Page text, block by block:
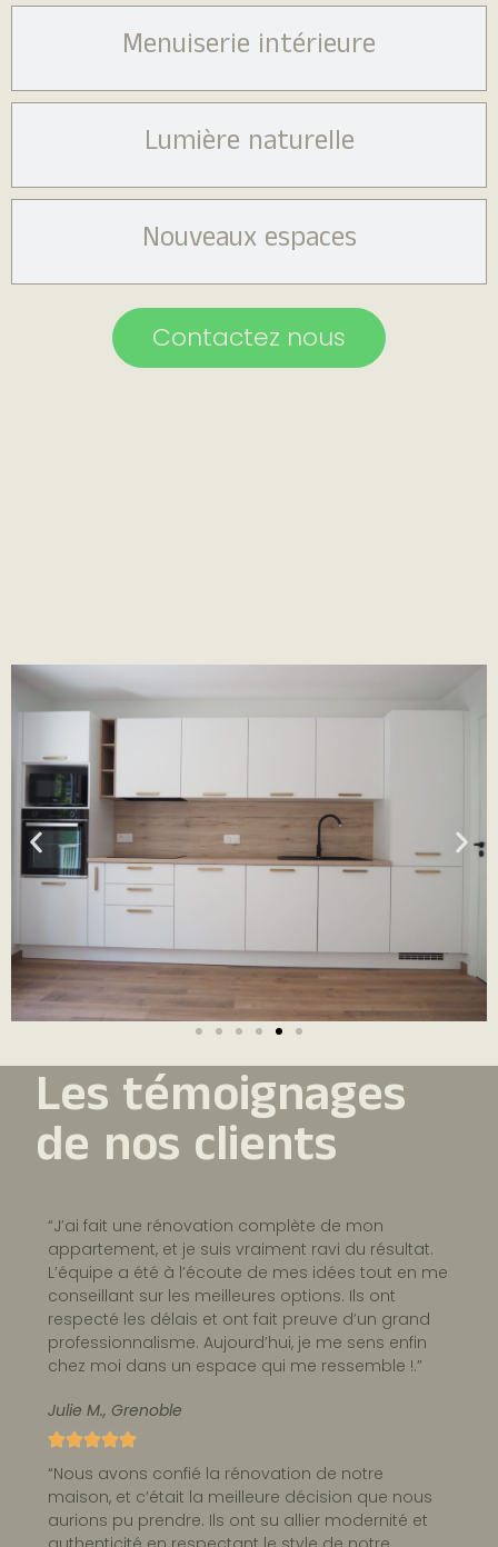
Menuiserie intérieure
Lumière naturelle
Nouveaux espaces
Contactez nous
Les témoignages
de nos clients
“J’ai fait une rénovation complète de mon
appartement, et je suis vraiment ravi du résultat.
L’équipe a été à l’écoute de mes idées tout en me
conseillant sur les meilleures options. Ils ont
respecté les délais et ont fait preuve d’un grand
professionnalisme. Aujourd’hui, je me sens enfin
chez moi dans un espace qui me ressemble !.”
Julie M., Grenoble
“Nous avons confié la rénovation de notre
maison, et c’était la meilleure décision que nous
aurions pu prendre. Ils ont su allier modernité et